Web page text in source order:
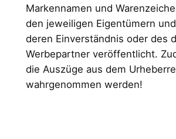
Markennamen und
den jeweiligen Eigentümern
deren Einverständnis oder des
Werbepartner veröffentlicht.
die Auszüge aus dem
wahrgenommen werden!